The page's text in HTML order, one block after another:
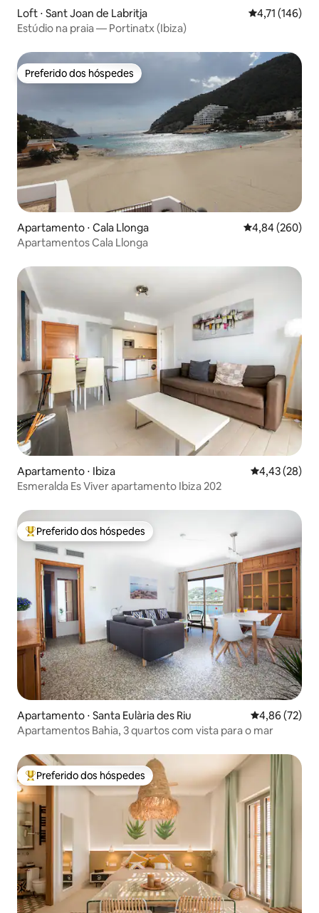
Loft ⋅ Sant Joan de Labritja 4,71 de uma
4,71 (146)
Estúdio na praia — Portinatx (Ibiza)
Preferido dos hóspedes
Preferido dos hóspedes
Apartamento ⋅ Cala Llonga 4,84 de uma
4,84 (260)
Apartamentos Cala Llonga
Apartamento ⋅ Ibiza 4,43 de uma
4,43 (28)
Esmeralda Es Viver apartamento Ibiza 202
Entre os melhores preferidos dos hóspedes
Preferido dos hóspedes
Apartamento ⋅ Santa Eulària des Riu 4,86 de uma
4,86 (72)
Apartamentos Bahia, 3 quartos com vista para o mar
Entre os melhores preferidos dos hóspedes
Preferido dos hóspedes